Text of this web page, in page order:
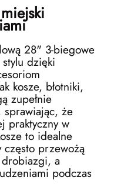
28" 3-biegowe
dzięki
kosze, błotniki,
zupełnie
że
praktyczny w
to idealne
przewożą
a
podczas